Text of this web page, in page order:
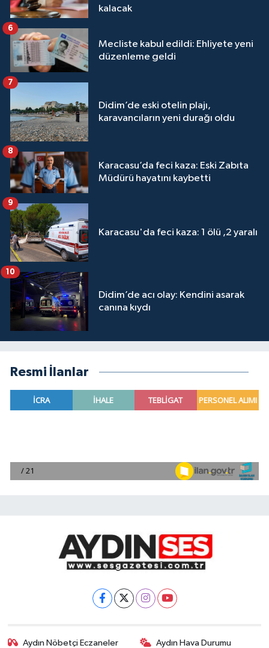
kalacak
Mecliste kabul edildi: Ehliyete yeni
düzenleme geldi
6
Didim’de eski otelin plajı,
karavancıların yeni durağı oldu
7
Karacasu’da feci kaza: Eski Zabıta
Müdürü hayatını kaybetti
8
Karacasu'da feci kaza: 1 ölü ,2 yaralı
9
Didim’de acı olay: Kendini asarak
canına kıydı
10
Resmi İlanlar
Aydın Nöbetçi Eczaneler Aydın Hava Durumu